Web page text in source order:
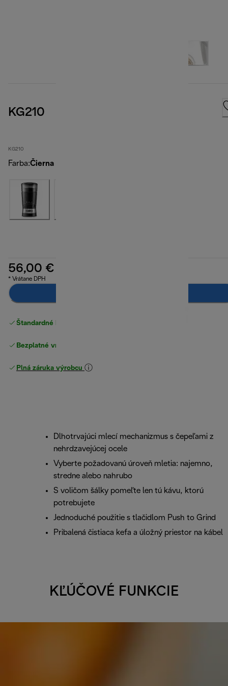
KG210
KG210
Farba:Čierna
56,00 €
* Vrátane DPH
Štandardné bezplatné doručenie
Bezplatné vrátenie tovaru
Plná záruka výrobcu
Dlhotrvajúci mlecí mechanizmus s čepeľami z
nehrdzavejúcej ocele
Vyberte požadovanú úroveň mletia: najemno,
stredne alebo nahrubo
S voličom šálky pomeľte len tú kávu, ktorú
potrebujete
Jednoduché použitie s tlačidlom Push to Grind
Pribalená čistiaca kefa a úložný priestor na kábel
KĽÚČOVÉ FUNKCIE